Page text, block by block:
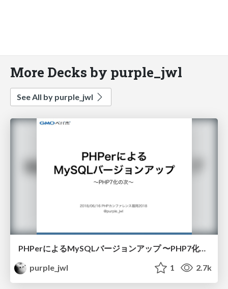
More Decks by purple_jwl
See All by purple_jwl
PHPerによるMySQLバージョンアップ 〜PHP7化の次〜 / PHP Conference Fukuoka 2018
purple_jwl
1 2.7k